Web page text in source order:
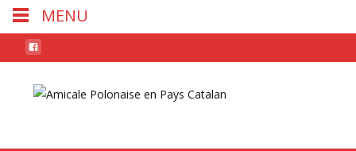
MENU